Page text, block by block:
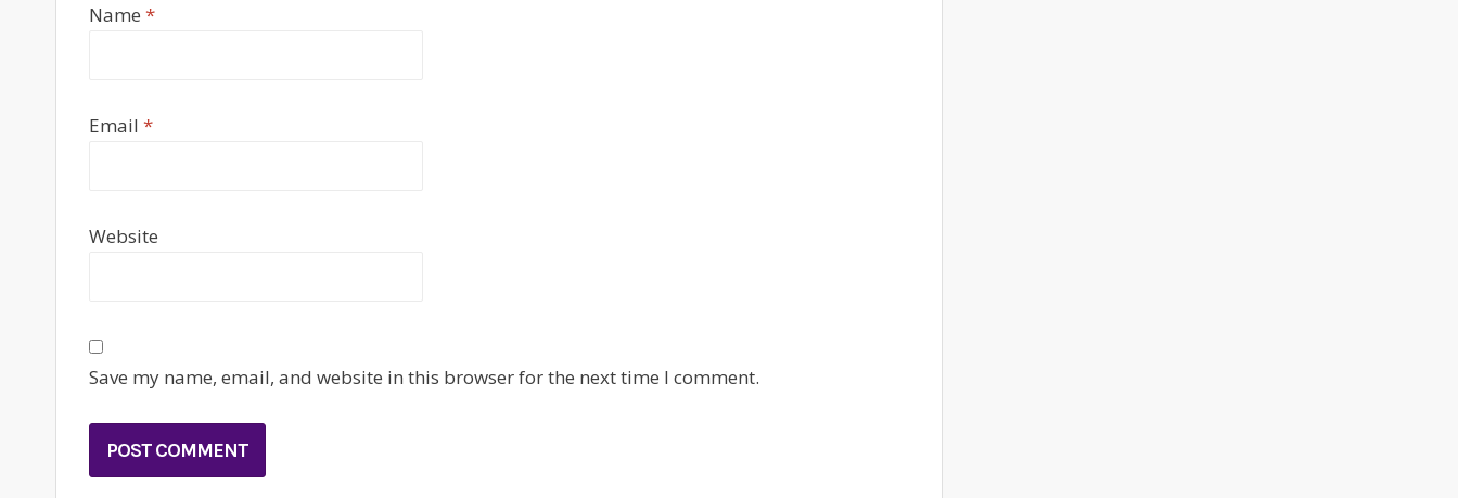
Name *
Email *
Website
Save my name, email, and website in this browser for the next time I comment.